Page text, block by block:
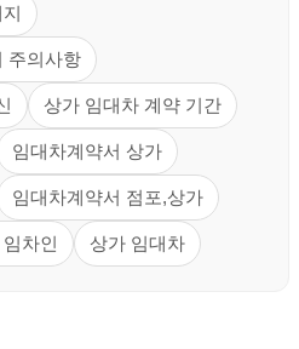
주의사항
상가 임대차 계약 기간
임대차계약서 상가
임대차계약서 점포,상가
차인 상가 임대차